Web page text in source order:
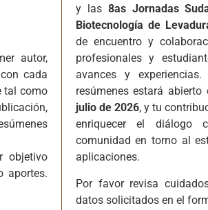
autor,
cada
tal como
objetivo
aportes.
y las 8as Jornadas
Biotecnología de
de encuentro y
profesionales y
avances y
resúmenes estará abierto
julio de 2026, y tu
enriquecer el diálogo
comunidad en torno al
aplicaciones.
Por favor revisa
datos solicitados en el